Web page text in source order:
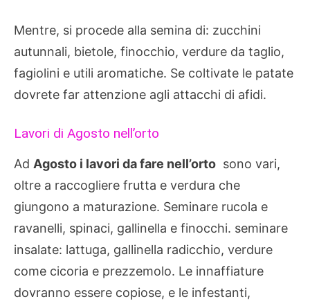
Mentre, si procede alla semina di: zucchini
autunnali, bietole, finocchio, verdure da taglio,
fagiolini e utili aromatiche. Se coltivate le patate
dovrete far attenzione agli attacchi di afidi.
Lavori di Agosto nell’orto
Ad Agosto i lavori da fare nell’orto sono vari,
oltre a raccogliere frutta e verdura che
giungono a maturazione. Seminare rucola e
ravanelli, spinaci, gallinella e finocchi. seminare
insalate: lattuga, gallinella radicchio, verdure
come cicoria e prezzemolo. Le innaffiature
dovranno essere copiose, e le infestanti,